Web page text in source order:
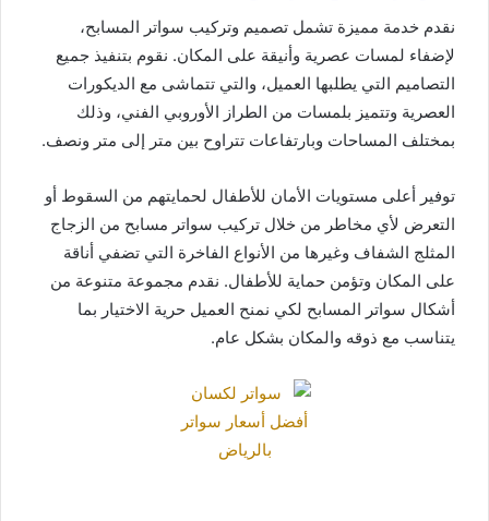
نقدم خدمة مميزة تشمل تصميم وتركيب سواتر المسابح،
لإضفاء لمسات عصرية وأنيقة على المكان. نقوم بتنفيذ جميع
التصاميم التي يطلبها العميل، والتي تتماشى مع الديكورات
العصرية وتتميز بلمسات من الطراز الأوروبي الفني، وذلك
بمختلف المساحات وبارتفاعات تتراوح بين متر إلى متر ونصف.
توفير أعلى مستويات الأمان للأطفال لحمايتهم من السقوط أو
التعرض لأي مخاطر من خلال تركيب سواتر مسابح من الزجاج
المثلج الشفاف وغيرها من الأنواع الفاخرة التي تضفي أناقة
على المكان وتؤمن حماية للأطفال. نقدم مجموعة متنوعة من
أشكال سواتر المسابح لكي نمنح العميل حرية الاختيار بما
يتناسب مع ذوقه والمكان بشكل عام.